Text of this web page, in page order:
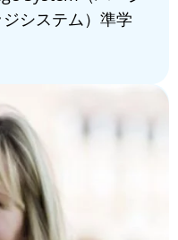
システム）準学